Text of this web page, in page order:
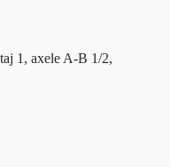
1, axele A-B 1/2,